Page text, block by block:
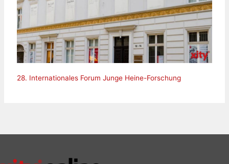
28. Internationales Forum Junge Heine-Forschung